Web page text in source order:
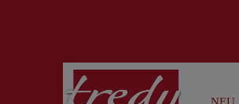
Zur Suche springen Zur Hauptnavigation